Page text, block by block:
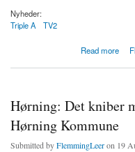
Nyheder:
Triple A
TV2
Read more
about Triple A: TV2 og fuldmåne
Hørning: Det kniber
Hørning Kommune
Submitted byFlemmingLeeron 19